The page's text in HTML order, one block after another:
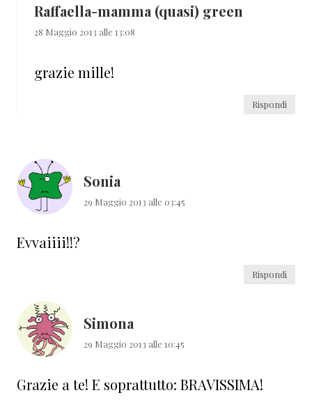
Raffaella-mamma (quasi) green
28 Maggio 2013 alle 13:08
grazie mille!
Rispondi
Sonia
29 Maggio 2013 alle 03:45
Evvaiiii!!?
Rispondi
Simona
29 Maggio 2013 alle 10:45
Grazie a te! E soprattutto: BRAVISSIMA!